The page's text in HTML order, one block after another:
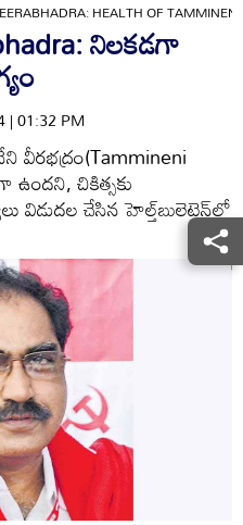
HEALTH OF
నిలకడగా
| 01:32 PM
ఉందని, చికిత్సకు
విడుదల చేసిన హెల్త్‌బులెటెన్‌లో